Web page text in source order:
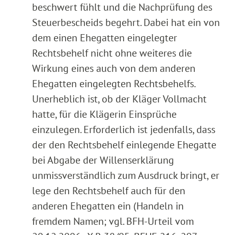
beschwert fühlt und die Nachprüfung des
Steuerbescheids begehrt. Dabei hat ein von
dem einen Ehegatten eingelegter
Rechtsbehelf nicht ohne weiteres die
Wirkung eines auch von dem anderen
Ehegatten eingelegten Rechtsbehelfs.
Unerheblich ist, ob der Kläger Vollmacht
hatte, für die Klägerin Einsprüche
einzulegen. Erforderlich ist jedenfalls, dass
der den Rechtsbehelf einlegende Ehegatte
bei Abgabe der Willenserklärung
unmissverständlich zum Ausdruck bringt, er
lege den Rechtsbehelf auch für den
anderen Ehegatten ein (Handeln in
fremdem Namen; vgl. BFH-Urteil vom